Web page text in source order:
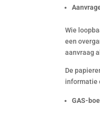
Wie
een
aanvraag
De
informatie
GAS-